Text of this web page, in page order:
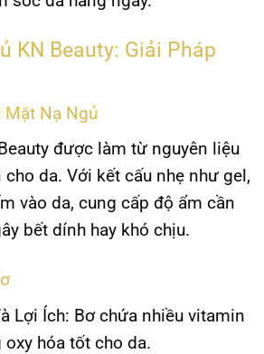
KN Beauty: Giải Pháp
Mặt Nạ Ngủ
được làm từ nguyên liệu
da. Với kết cấu nhẹ như gel,
vào da, cung cấp độ ẩm cần
bết dính hay khó chịu.
Lợi Ích: Bơ chứa nhiều vitamin
hóa tốt cho da.